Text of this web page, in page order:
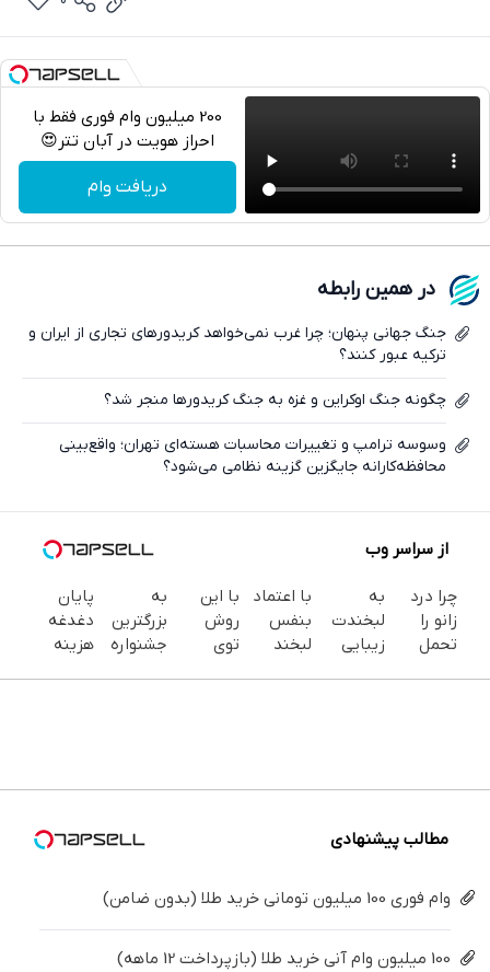
واتساپ
200 میلیون وام فوری فقط با
احراز هویت در آبان تتر😍
دریافت وام
در همین رابطه
جنگ جهانی پنهان؛ چرا غرب نمی‌خواهد کریدورهای تجاری از ایران و
ترکیه عبور کنند؟
چگونه جنگ اوکراین و غزه به جنگ کریدورها منجر شد؟
وسوسه ترامپ و تغییرات محاسبات هسته‌ای تهران؛ واقع‌بینی
محافظه‌کارانه جایگزین گزینه نظامی می‌شود؟
از سراسر وب
چرا درد
زانو را
تحمل
کن
به
لبخندت
زیبایی
با اعتماد
بنفس
لبخند
با این
روش
توی
به
بزرگترین
جشنواره
پایان
دغدغه
هزینه
کننده
مطالب پیشنهادی
وام فوری 100 میلیون تومانی خرید طلا (بدون ضامن)
100 میلیون وام آنی خرید طلا (بازپرداخت 12 ماهه)